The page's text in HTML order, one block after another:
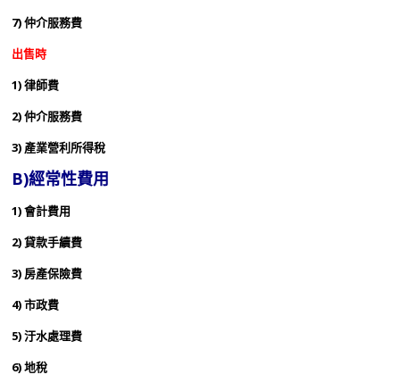
7) 仲介服務費
出售時
1)律師費
2)仲介服務費
3) 產業營利所得稅
B)經常性費用
1) 會計費用
2) 貸款手續費
3) 房產保險費
4) 市政費
5) 汙水處理費
6) 地稅